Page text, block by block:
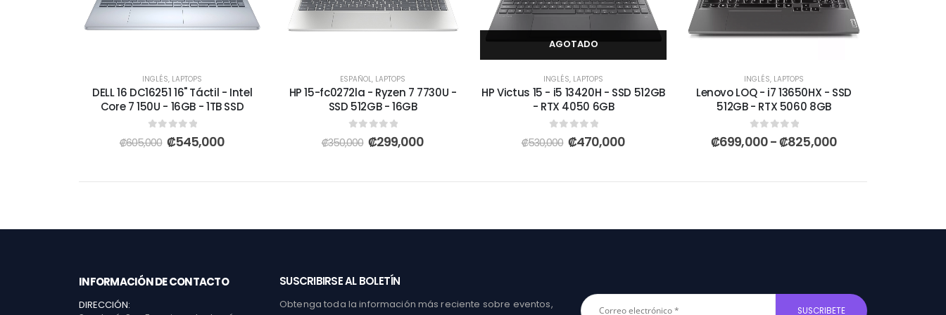
INGLÉS, LAPTOPS
DELL 16 DC16251 16" Táctil - Intel
Core 7 150U - 16GB - 1TB SSD
out of 5
₡605,000 ₡545,000
ESPAÑOL, LAPTOPS
HP 15-fc0272la - Ryzen 7 7730U -
SSD 512GB - 16GB
out of 5
₡350,000 ₡299,000
AGOTADO
INGLÉS, LAPTOPS
HP Victus 15 - i5 13420H - SSD 512GB
- RTX 4050 6GB
out of 5
₡530,000 ₡470,000
INGLÉS, LAPTOPS
Lenovo LOQ - i7 13650HX - SSD
512GB - RTX 5060 8GB
0out of 5
₡699,000-₡825,000
INFORMACIÓN DE CONTACTO
DIRECCIÓN:
SUSCRIBIRSE AL BOLETÍN
Obtenga toda la información más reciente sobre eventos,